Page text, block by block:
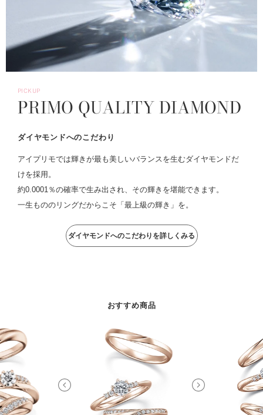
PICKUP
PRIMO QUALITY DIAMOND
ダイヤモンドへのこだわり
アイプリモでは輝きが最も美しいバランスを生むダイヤモンドだ
けを採用。
約0.0001％の確率で生み出され、その輝きを堪能できます。
一生もののリングだからこそ「最上級の輝き」を。
ダイヤモンドへのこだわりを詳しくみる
おすすめ商品